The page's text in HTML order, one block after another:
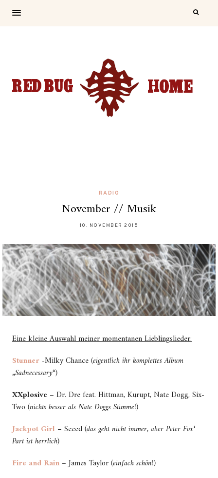
RADIO
November // Musik
10. NOVEMBER 2015
Eine kleine Auswahl meiner momentanen Lieblingslieder:
Stunner -Milky Chance(eigentlich ihr komplettes Album
„Sadnecessary“)
XXplosive – Dr. Dre feat. Hittman, Kurupt, Nate Dogg, Six-
Two (nichts besser als Nate Doggs Stimme!)
Jackpot Girl – Seeed(das geht nicht immer, aber Peter Fox‘
Part ist herrlich)
Fire and Rain – James Taylor(einfach schön!)